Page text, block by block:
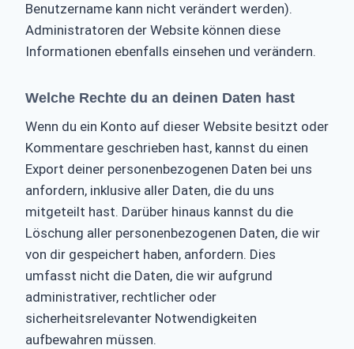
Benutzername kann nicht verändert werden).
Administratoren der Website können diese
Informationen ebenfalls einsehen und verändern.
Welche Rechte du an deinen Daten hast
Wenn du ein Konto auf dieser Website besitzt oder
Kommentare geschrieben hast, kannst du einen
Export deiner personenbezogenen Daten bei uns
anfordern, inklusive aller Daten, die du uns
mitgeteilt hast. Darüber hinaus kannst du die
Löschung aller personenbezogenen Daten, die wir
von dir gespeichert haben, anfordern. Dies
umfasst nicht die Daten, die wir aufgrund
administrativer, rechtlicher oder
sicherheitsrelevanter Notwendigkeiten
aufbewahren müssen.